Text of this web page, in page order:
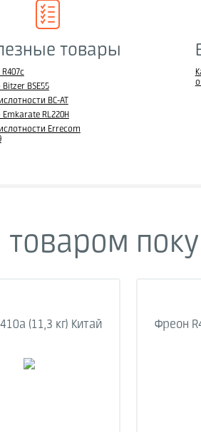
товары
BSE55
BC-AT
RL220H
Errecom
товаром
(11,3 кг) Китай Фреон